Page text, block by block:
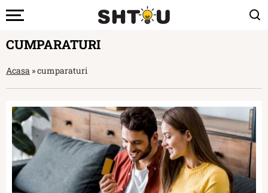
CUMPARATURI
Acasa »cumparaturi